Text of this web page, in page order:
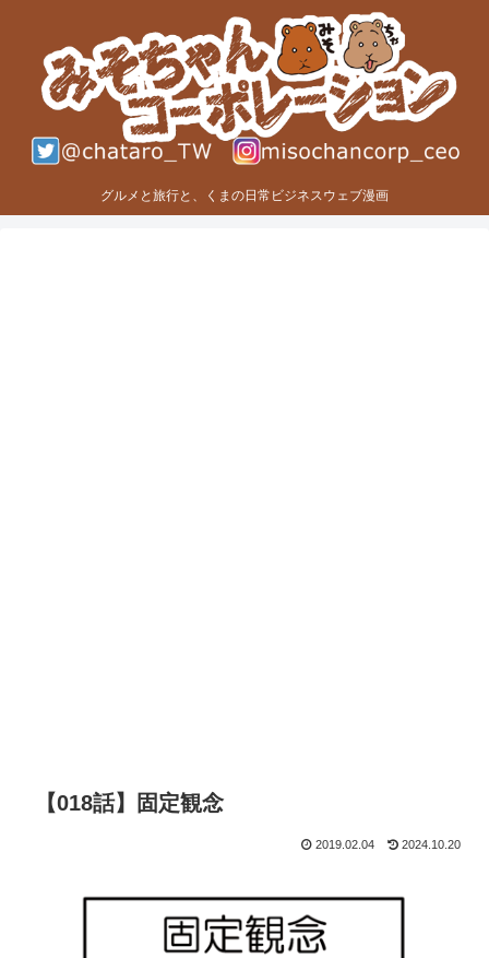
グルメと旅行と、くまの日常ビジネスウェブ漫画
【018話】固定観念
2019.02.04 2024.10.20